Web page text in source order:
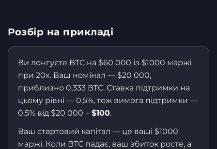
Розбір на прикладі
Ви лонгуєте BTC на $60 000 із $1000 маржі
при 20x. Ваш номінал — $20 000,
приблизно 0,333 BTC. Ставка підтримки на
цьому рівні — 0,5%, тож вимога підтримки —
0,5% від $20 000 = $100.
Ваш стартовий капітал — це ваші $1000
маржі. Коли BTC падає, ваш збиток росте, а